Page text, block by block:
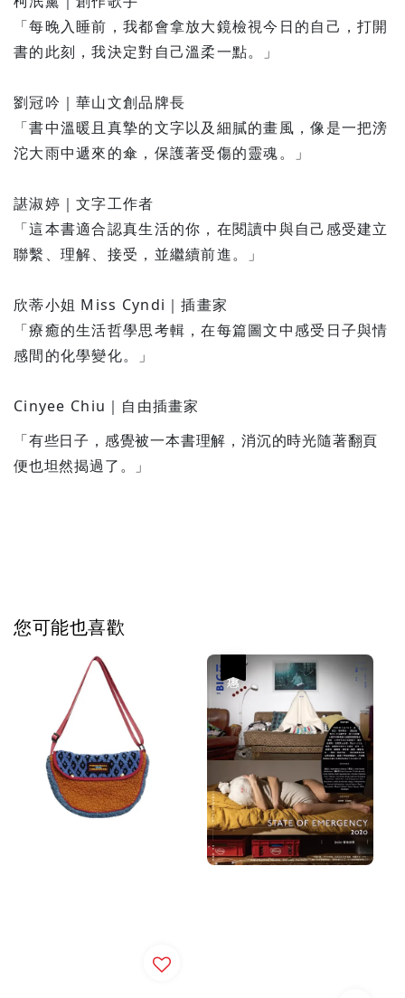
「每晚入睡前，我都會拿放大鏡檢視今日的自己，打開
書的此刻，我決定對自己溫柔一點。」
劉冠吟｜華山文創品牌長
「書中溫暖且真摯的文字以及細膩的畫風，像是一把滂
沱大雨中遞來的傘，保護著受傷的靈魂。」
諶淑婷｜文字工作者
「這本書適合認真生活的你，在閱讀中與自己感受建立
聯繫、理解、接受，並繼續前進。」
欣蒂小姐 Miss Cyndi｜插畫家
「療癒的生活哲學思考輯，在每篇圖文中感受日子與情
感間的化學變化。」
Cinyee Chiu｜自由插畫家
「有些日子，感覺被一本書理解，消沉的時光隨著翻頁
便也坦然揭過了。」
您可能也喜歡